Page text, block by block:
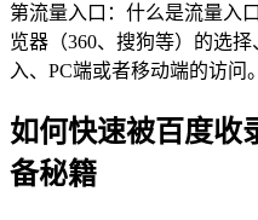
第流量入口：什么是流量入
览器（360、搜狗等）的选
入、PC端或者移动端的访问。
如何快速被百度收
备秘籍